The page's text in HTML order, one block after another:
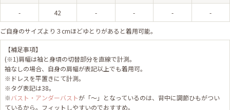
- 42 - - - -
ご自身のサイズより３cmほどゆとりがあると着用可能。
【補足事項】
(※1)肩幅は袖と身頃の切替部分を直線で計測。
袖なしの場合、自身の肩幅が表記以上でも着用可。
※ドレスを平置きにて計測。
※タグ表記は38。
※バスト・アンダーバストが「～」となっているのは、背中に調節ひもがつい
ているから。フィットしやすいのでおすすめ。